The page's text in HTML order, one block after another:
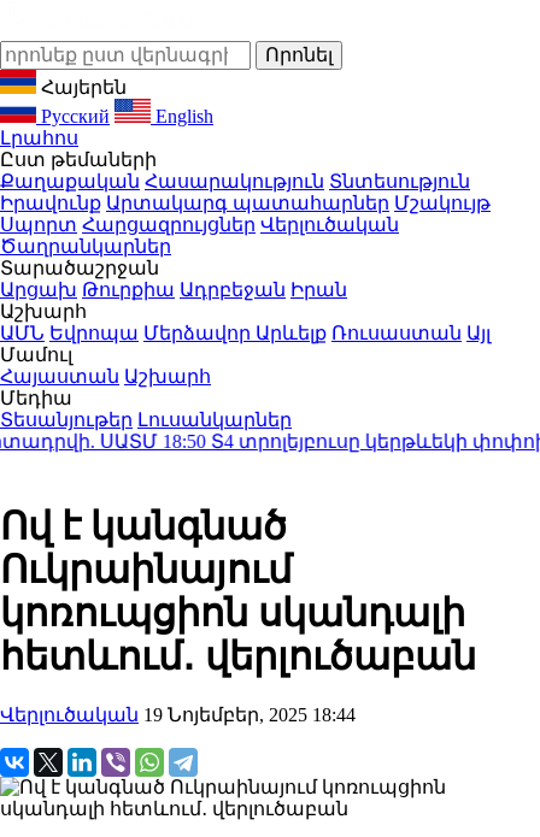
Հայերեն
Русский
English
Լրահոս
Ըստ թեմաների
Քաղաքական Հասարակություն Տնտեսություն
Իրավունք Արտակարգ պատահարներ Մշակույթ
Սպորտ Հարցազրույցներ Վերլուծական
Ծաղրանկարներ
Տարածաշրջան
Արցախ Թուրքիա Ադրբեջան Իրան
Աշխարհ
ԱՄՆ Եվրոպա Մերձավոր Արևելք Ռուսաստան Այլ
Մամուլ
Հայաստան Աշխարհ
Մեդիա
Տեսանյութեր Լուսանկարներ
ՍԱՏՄ18:50Տ4 տրոլեյբուսը կերթևեկի
Ով է կանգնած
Ուկրաինայում
կոռուպցիոն սկանդալի
հետևում․ վերլուծաբան
Վերլուծական 19 Նոյեմբեր, 2025 18:44